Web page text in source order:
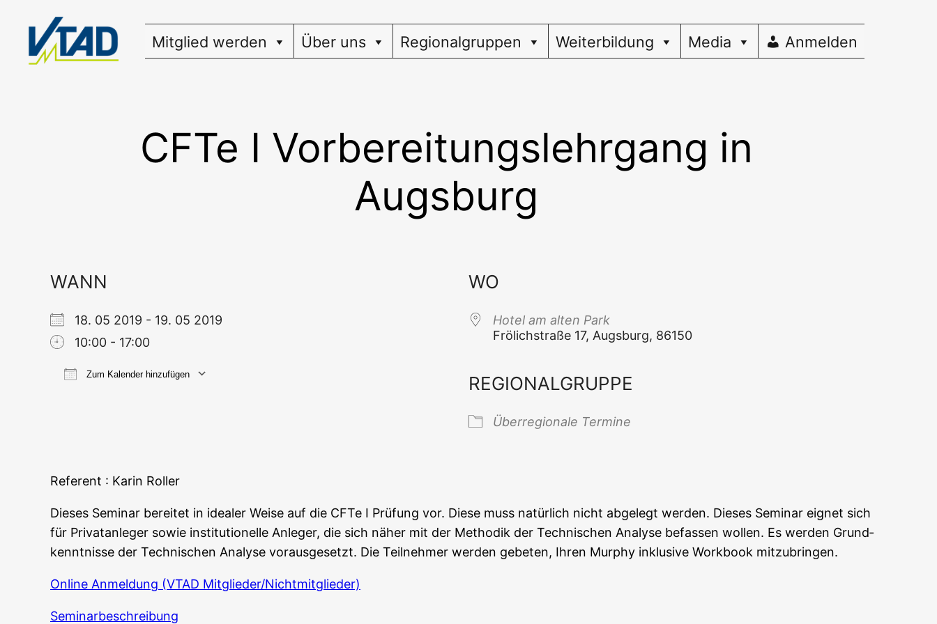
springen
Mitglied werden Über uns Regionalgruppen Weiterbildung Media Anmelden
CFTe I Vorbereitungslehrgang in
Augsburg
WANN
18. 05 2019 - 19. 05 2019
10:00 - 17:00
Zum Kalender hinzufügen
WO
Hotel am alten Park
Frölich­stra­ße 17, Augs­burg, 86150
REGIONALGRUPPE
Über­re­gio­na­le Termine
Refe­rent : Karin Roller
Die­ses Semi­nar berei­tet in idea­ler Wei­se auf die CFTe I Prü­fung vor. Die­se muss natür­lich nicht abge­legt wer­den. Die­ses Semi­nar eig­net sich
für Pri­vat­an­le­ger sowie insti­tu­tio­nel­le Anle­ger, die sich näher mit der Metho­dik der Tech­ni­schen Ana­ly­se befas­sen wol­len. Es wer­den Grund­
kennt­nis­se der Tech­ni­schen Ana­ly­se vor­aus­ge­setzt. Die Teil­neh­mer wer­den gebe­ten, Ihren Mur­phy inklu­si­ve Work­book mitzubringen.
Online Anmel­dung (VTAD Mitglieder/Nichtmitglieder)
Semi­nar­be­schrei­bung